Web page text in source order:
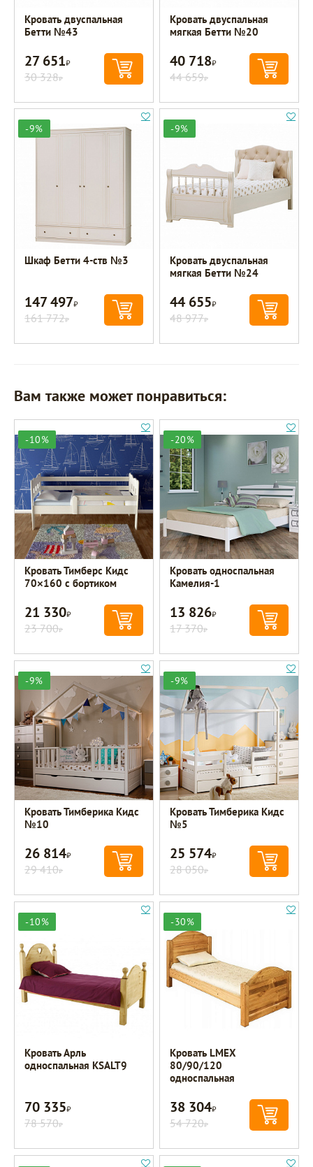
Кровать двуспальная
Бетти №43
27 651Р
30 328Р
Кровать двуспальная
мягкая Бетти №20
40 718Р
44 659Р
-9%
Шкаф Бетти 4-ств №3
147 497Р
161 772Р
-9%
Кровать двуспальная
мягкая Бетти №24
44 655Р
48 977Р
Вам также может понравиться:
-10%
Кровать Тимберс Кидс
70×160 с бортиком
21 330Р
23 700Р
-20%
Кровать односпальная
Камелия-1
13 826Р
17 370Р
-9%
Кровать Тимберика Кидс
№10
26 814Р
29 410Р
-9%
Кровать Тимберика Кидс
№5
25 574Р
28 050Р
-10%
Кровать Арль
односпальная KSALT9
70 335Р
78 570Р
-30%
Кровать LMEX
80/90/120
односпальная
38 304Р
54 720Р